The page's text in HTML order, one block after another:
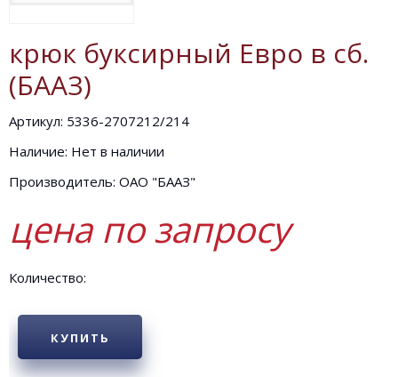
крюк буксирный Евро в сб.
(БААЗ)
Артикул: 5336-2707212/214
Наличие: Нет в наличии
Производитель: ОАО "БААЗ"
цена по запросу
Количество:
КУПИТЬ